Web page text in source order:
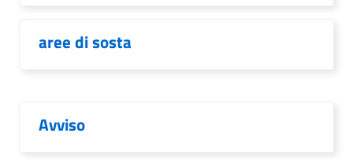
aree di sosta
Avviso